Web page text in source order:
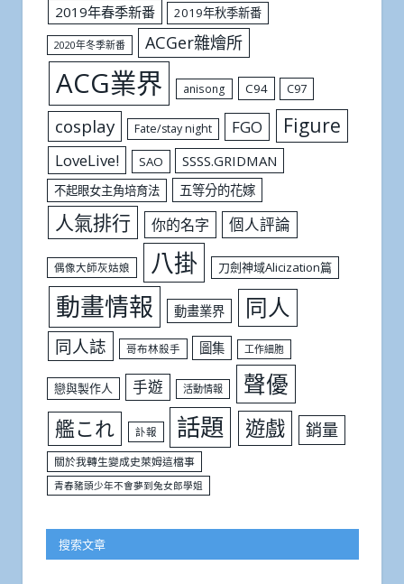
2019年春季新番
2019年秋季新番
2020年冬季新番 ACGer雜燴所
ACG業界 anisong C94 C97
cosplay Fate/stay night FGO Figure
LoveLive! SAO SSSS.GRIDMAN
不起眼女主角培育法 五等分的花嫁
人氣排行 你的名字 個人評論
偶像大師灰姑娘 八掛 刀劍神域Alicization篇
動畫情報 動畫業界 同人
同人誌 哥布林殺手 圖集 工作細胞
戀與製作人 手遊 活動情報 聲優
艦これ 訃報 話題 遊戲 銷量
關於我轉生變成史萊姆這檔事
青春豬頭少年不會夢到兔女郎學姐
搜索文章